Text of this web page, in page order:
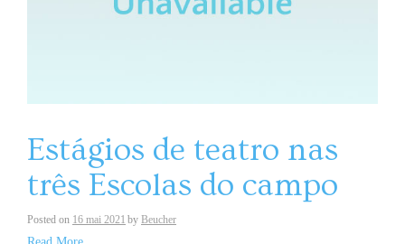
Estágios de teatro nas
três Escolas do campo
Posted on 16 mai 2021 by Beucher